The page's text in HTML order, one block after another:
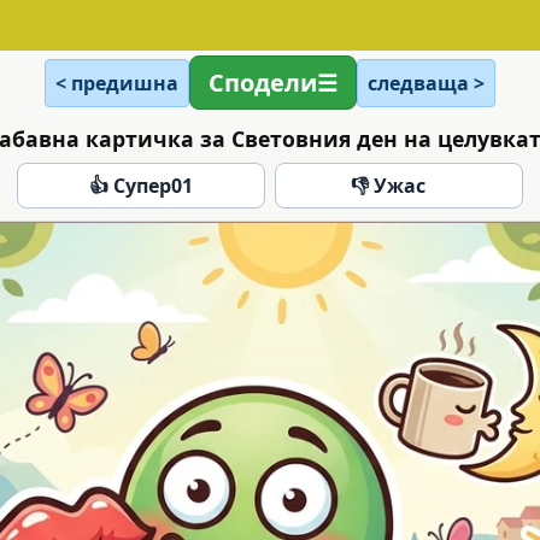
< предишна Сподели следваща >
картичка за Световния ден на
👍 Супер01 👎 Ужас